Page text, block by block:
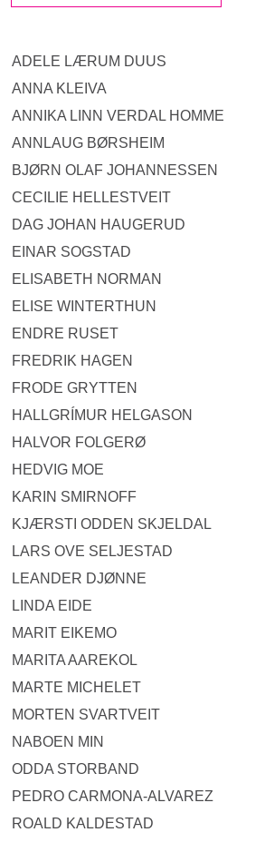
ADELE LÆRUM DUUS
ANNA KLEIVA
ANNIKA LINN VERDAL HOMME
ANNLAUG BØRSHEIM
BJØRN OLAF JOHANNESSEN
CECILIE HELLESTVEIT
DAG JOHAN HAUGERUD
EINAR SOGSTAD
ELISABETH NORMAN
ELISE WINTERTHUN
ENDRE RUSET
FREDRIK HAGEN
FRODE GRYTTEN
HALLGRÍMUR HELGASON
HALVOR FOLGERØ
HEDVIG MOE
KARIN SMIRNOFF
KJÆRSTI ODDEN SKJELDAL
LARS OVE SELJESTAD
LEANDER DJØNNE
LINDA EIDE
MARIT EIKEMO
MARITA AAREKOL
MARTE MICHELET
MORTEN SVARTVEIT
NABOEN MIN
ODDA STORBAND
PEDRO CARMONA-ALVAREZ
ROALD KALDESTAD